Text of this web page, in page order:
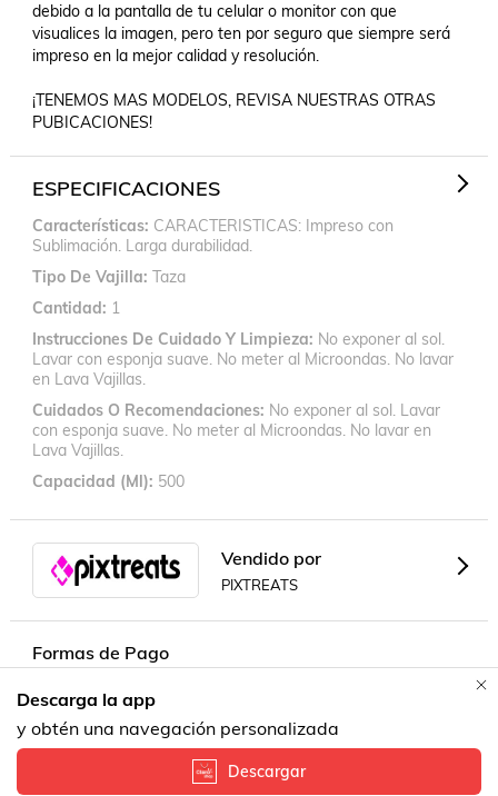
debido a la pantalla de tu celular o monitor con que
visualices la imagen, pero ten por seguro que siempre será
impreso en la mejor calidad y resolución.
¡TENEMOS MAS MODELOS, REVISA NUESTRAS OTRAS
PUBICACIONES!
ESPECIFICACIONES
Características CARACTERISTICAS: Impreso con
Sublimación. Larga durabilidad.
Tipo De Vajilla Taza
Cantidad
1
Instrucciones De Cuidado Y Limpieza No exponer al sol.
Lavar con esponja suave. No meter al Microondas. No lavar
en Lava Vajillas.
Cuidados O Recomendaciones No exponer al sol. Lavar
con esponja suave. No meter al Microondas. No lavar en
Lava Vajillas.
Capacidad (ml) 500
Vendido por
PIXTREATS
Formas de Pago
Descarga la app
y obtén una navegación personalizada
Descargar